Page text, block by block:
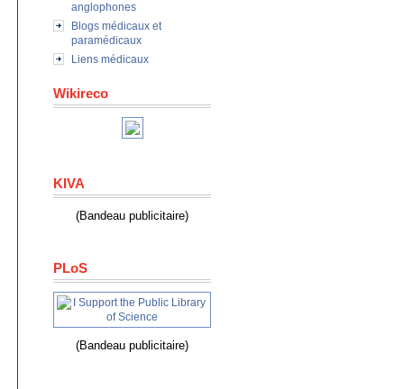
anglophones
Blogs médicaux et
paramédicaux
Liens médicaux
Wikireco
KIVA
(Bandeau publicitaire)
PLoS
(Bandeau publicitaire)